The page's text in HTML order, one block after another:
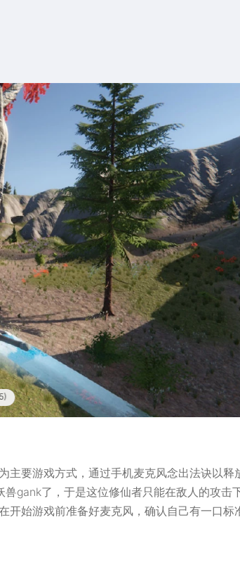
主要游戏方式，通过手机麦克风念出法诀以
gank了，于是这位修仙者只能在敌人的攻
始游戏前准备好麦克风，确认自己有一口